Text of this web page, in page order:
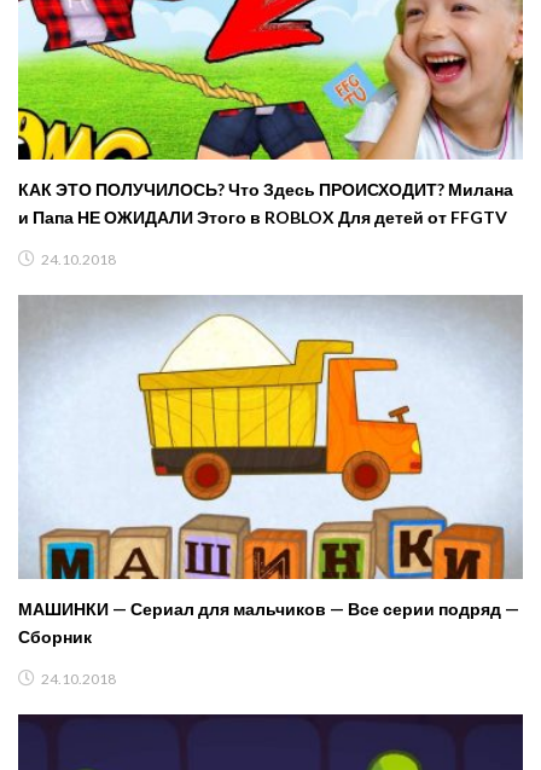
КАК ЭТО ПОЛУЧИЛОСЬ? Что Здесь ПРОИСХОДИТ? Милана
и Папа НЕ ОЖИДАЛИ Этого в ROBLOX Для детей от FFGTV
24.10.2018
МАШИНКИ — Сериал для мальчиков — Все серии подряд —
Сборник
24.10.2018